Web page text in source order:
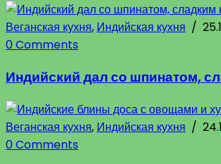
Веганская кухня, Индийская кухня /
0 Comments
Индийский дал со шпинатом,
Веганская кухня, Индийская кухня /
0 Comments